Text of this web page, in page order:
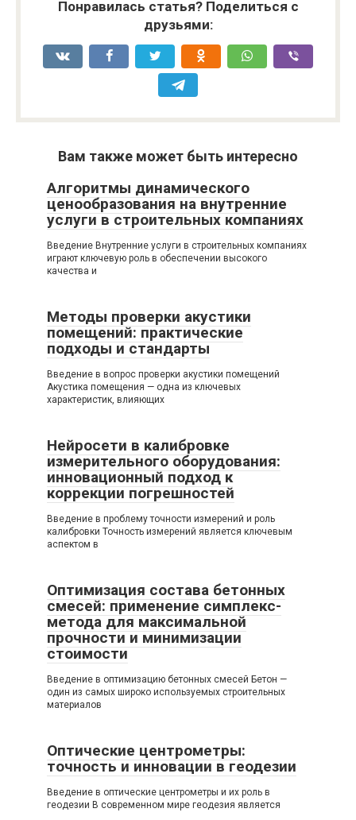
Понравилась статья? Поделиться с
друзьями:
Вам также может быть интересно
Алгоритмы динамического
ценообразования на внутренние
услуги в строительных компаниях
Введение Внутренние услуги в строительных компаниях
играют ключевую роль в обеспечении высокого
качества и
Методы проверки акустики
помещений: практические
подходы и стандарты
Введение в вопрос проверки акустики помещений
Акустика помещения — одна из ключевых
характеристик, влияющих
Нейросети в калибровке
измерительного оборудования:
инновационный подход к
коррекции погрешностей
Введение в проблему точности измерений и роль
калибровки Точность измерений является ключевым
аспектом в
Оптимизация состава бетонных
смесей: применение симплекс-
метода для максимальной
прочности и минимизации
стоимости
Введение в оптимизацию бетонных смесей Бетон —
один из самых широко используемых строительных
материалов
Оптические центрометры:
точность и инновации в геодезии
Введение в оптические центрометры и их роль в
геодезии В современном мире геодезия является